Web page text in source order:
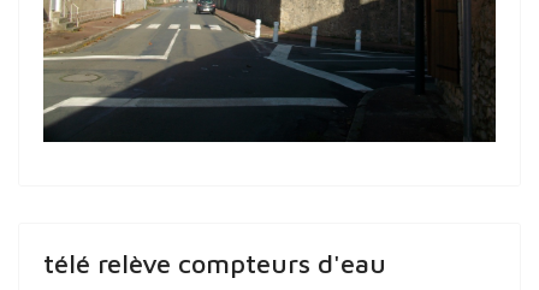
télé relève compteurs d'eau